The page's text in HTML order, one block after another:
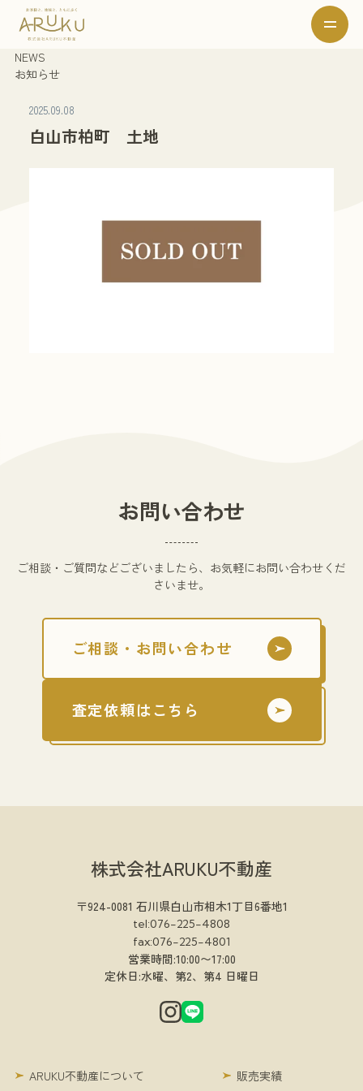
NEWS
お知らせ
2025.09.08
白山市柏町 土地
お問い合わせ
ご相談・ご質問などございましたら、お気軽にお問い合わせくだ
さいませ。
ご相談・お問い合わせ
査定依頼はこちら
株式会社ARUKU不動産
〒924-0081 石川県白山市相木1丁目6番地1
tel:076-225-4808
fax:076-225-4801
営業時間:10:00〜17:00
定休日:水曜、第2、第4 日曜日
ARUKU不動産について 販売実績